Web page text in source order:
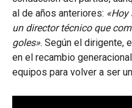
al de años anteriores:
un director técnico que
goles». Según el dirigente,
en el recambio
equipos para volver a ser